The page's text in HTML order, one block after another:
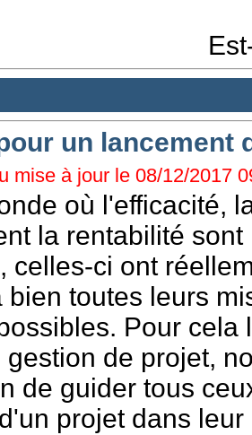
un lancement
mise à jour le 08/12/2017
où l'efficacité,
la rentabilité
celles-ci ont
bien toutes leurs
Pour
gestion de projet,
de guider tous
projet dans